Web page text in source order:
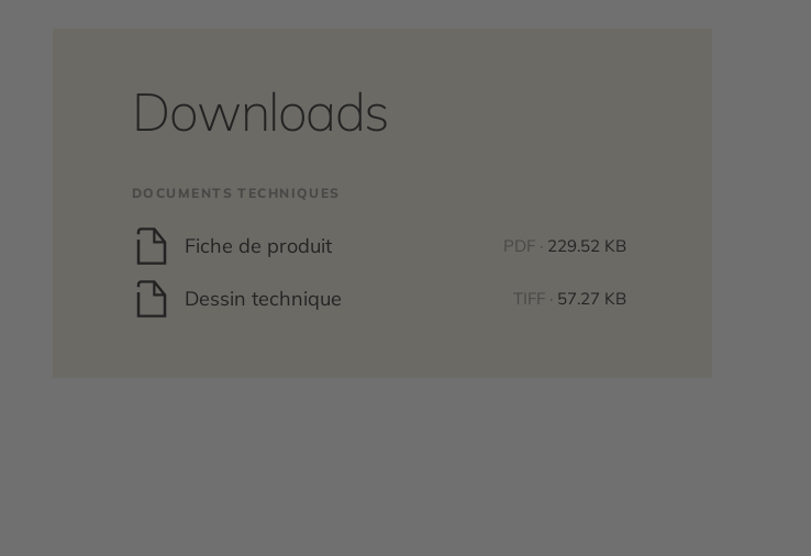
Downloads
DOCUMENTS TECHNIQUES
Fiche de produit PDF · 229.52 KB
Dessin technique TIFF · 57.27 KB